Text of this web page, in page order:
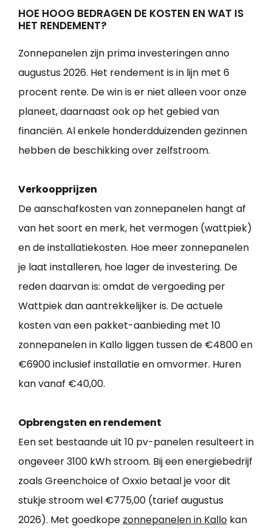
HOE HOOG BEDRAGEN DE KOSTEN EN WAT IS
HET RENDEMENT?
Zonnepanelen zijn prima investeringen anno
augustus 2026. Het rendement is in lijn met 6
procent rente. De win is er niet alleen voor onze
planeet, daarnaast ook op het gebied van
financiën. Al enkele honderdduizenden gezinnen
hebben de beschikking over zelfstroom.
Verkoopprijzen
De aanschafkosten van zonnepanelen hangt af
van het soort en merk, het vermogen (wattpiek)
en de installatiekosten. Hoe meer zonnepanelen
je laat installeren, hoe lager de investering. De
reden daarvan is: omdat de vergoeding per
Wattpiek dan aantrekkelijker is. De actuele
kosten van een pakket-aanbieding met 10
zonnepanelen in Kallo liggen tussen de €4800 en
€6900 inclusief installatie en omvormer. Huren
kan vanaf €40,00.
Opbrengsten en rendement
Een set bestaande uit 10 pv-panelen resulteert in
ongeveer 3100 kWh stroom. Bij een energiebedrijf
zoals Greenchoice of Oxxio betaal je voor dit
stukje stroom wel €775,00 (tarief augustus
2026). Met goedkope zonnepanelen in Kallo kan